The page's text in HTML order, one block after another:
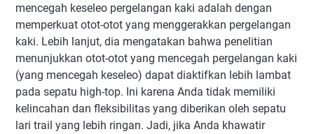
mencegah keseleo pergelangan kaki adalah dengan
memperkuat otot-otot yang menggerakkan pergelangan
kaki. Lebih lanjut, dia mengatakan bahwa penelitian
menunjukkan otot-otot yang mencegah pergelangan kaki
(yang mencegah keseleo) dapat diaktifkan lebih lambat
pada sepatu high-top. Ini karena Anda tidak memiliki
kelincahan dan fleksibilitas yang diberikan oleh sepatu
lari trail yang lebih ringan. Jadi, jika Anda khawatir